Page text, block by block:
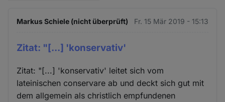
Markus Schiele (nicht überprüft) Fr. 15 Mär 2019 - 15:13
Zitat: "[...] 'konservativ'
Zitat: "[...] 'konservativ' leitet sich vom
lateinischen conservare ab und deckt sich gut mit
dem allgemein als christlich empfundenen